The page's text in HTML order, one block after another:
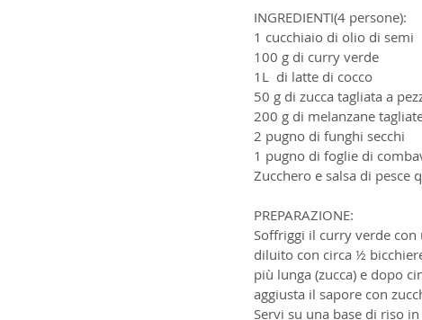
INGREDIENTI(4 persone):
1 cucchiaio di olio di semi
100 g di curry verde
1L  di latte di cocco
50 g di zucca tagliata a
200 g di melanzane
2 pugno di funghi secchi
1 pugno di foglie di
Zucchero e salsa di pesce
PREPARAZIONE:
Soffriggi il curry verde
diluito con circa ½
più lunga (zucca) e dopo
aggiusta il sapore con
Servi su una base di riso